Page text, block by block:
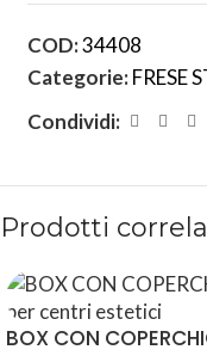
COD:34408
Categorie:FRESE
Condividi:
Prodotti
BOX CON